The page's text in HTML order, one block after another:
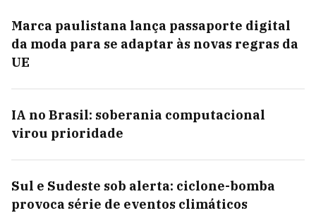
Marca paulistana lança passaporte digital
da moda para se adaptar às novas regras da
UE
IA no Brasil: soberania computacional
virou prioridade
Sul e Sudeste sob alerta: ciclone-bomba
provoca série de eventos climáticos